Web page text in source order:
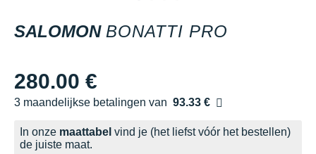
SALOMON BONATTI PRO
280.00 €
3 maandelijkse betalingen van 93.33 €
zonder kosten
In onze maattabel vind je (het liefst vóór het bestellen)
de juiste maat.